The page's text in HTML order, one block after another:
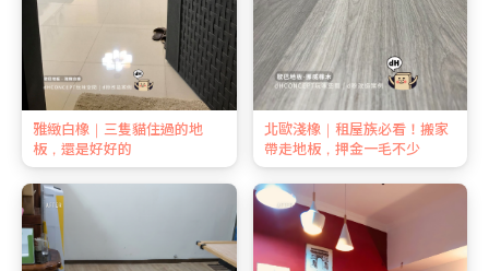
雅緻白橡｜三隻貓住過的地
板，還是好好的
北歐淺橡｜租屋族必看！搬家
帶走地板，押金一毛不少